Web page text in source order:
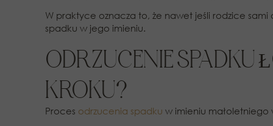
W praktyce oznacza to, że nawet jeśli rodzice
spadku w jego imieniu.
ODRZUCENIE SPADKU
KROKU?
Proces odrzucenia spadku w imieniu